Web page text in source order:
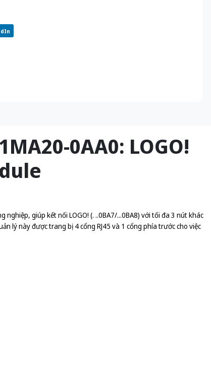
0AA0: LOGO!
giúp kết nối LOGO! (. ..0BA7/...0BA8) với tối đa 3 nút khác
lý này được trang bị 4 cổng RJ45 và 1 cổng phía trước cho việc